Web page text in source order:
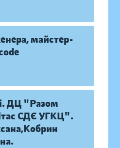
майстер-
ДЦ "Разом
СДЄ УГКЦ".